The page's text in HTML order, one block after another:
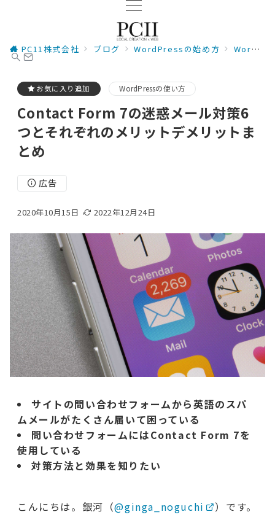
PC11株式会社 ブログ WordPressの始め方 WordPressの使い方
お気に入り追加 WordPressの使い方
Contact Form 7の迷惑メール対策6
つとそれぞれのメリットデメリットま
とめ
広告
2020年10月15日 2022年12月24日
サイトの問い合わせフォームから英語のスパ
ムメールがたくさん届いて困っている
問い合わせフォームにはContact Form 7を
使用している
対策方法と効果を知りたい
こんにちは。銀河（@ginga_noguchi ）です。